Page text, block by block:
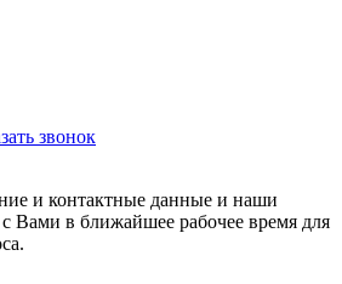
звонок
и контактные данные и наши
Вами в ближайшее рабочее время для